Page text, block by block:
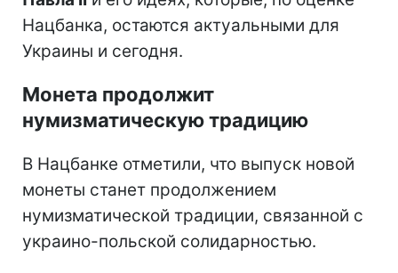
Нацбанка, остаются актуальными для
Украины и сегодня.
Монета продолжит
нумизматическую традицию
В Нацбанке отметили, что выпуск новой
монеты станет продолжением
нумизматической традиции, связанной с
украино-польской солидарностью.